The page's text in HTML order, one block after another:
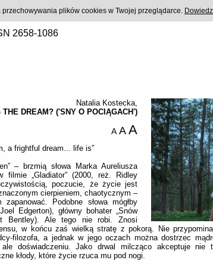
2658-1086
Natalia Kostecka,
THE DREAM? ('SNY O POCIĄGACH')
A A A
a frightful dream... life is”
– brzmią słowa Marka Aureliusza
filmie „Gladiator” (2000, reż. Ridley
poczucie, że życie jest
cierpieniem, chaotycznym –
Podobne słowa mógłby
Edgerton), główny bohater „Snów
Bentley). Ale tego nie robi. Znosi
w końcu zaś wielką stratę z pokorą. Nie
filozofa, a jednak w jego oczach można dostrzec
doświadczeniu. Jako drwal milcząco akceptuje nie
kłody, które życie rzuca mu pod nogi.
plików cookies w Twojej przeglądarce.